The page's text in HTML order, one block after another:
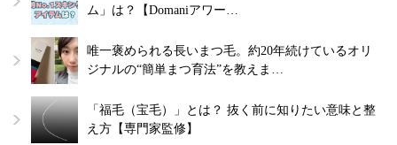
ム」は？【Domaniアワー…
唯一褒められる長いまつ毛。約20年続けているオリ
ジナルの“簡単まつ育法”を教えま…
「福毛（宝毛）」とは？ 抜く前に知りたい意味と整
え方【専門家監修】